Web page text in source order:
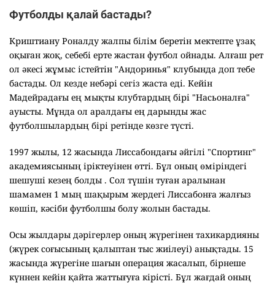
Футболды қалай бастады?
Криштиану Роналду жалпы білім беретін мектепте ұзақ
оқыған жоқ, себебі ерте жастан футбол ойнады. Алғаш рет
ол әкесі жұмыс істейтін "Андоринья" клубында доп тебе
бастады. Ол кезде небәрі сегіз жаста еді. Кейін
Мадейрадағы ең мықты клубтардың бірі "Насьоналға"
ауысты. Мұнда ол аралдағы ең дарынды жас
футболшылардың бірі ретінде көзге түсті.
1997 жылы, 12 жасында Лиссабондағы әйгілі "Спортинг"
академиясының іріктеуінен өтті. Бұл оның өміріндегі
шешуші кезең болды . Сол түшін туған аралынан
шамамен 1 мың шақырым жердегі Лиссабонға жалғыз
көшіп, кәсіби футболшы болу жолын бастады.
Осы жылдары дәрігерлер оның жүрегінен тахикардияны
(жүрек соғысының қалыптан тыс жиілеуі) анықтады. 15
жасында жүрегіне шағын операция жасалып, бірнеше
күннен кейін қайта жаттығуға кірісті. Бұл жағдай оның